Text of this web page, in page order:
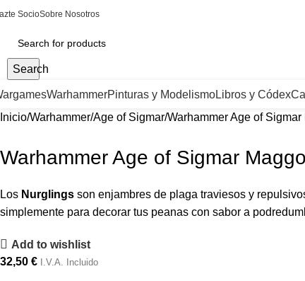
SocioSobre Nosotros
Search
WarhammerPinturas y ModelismoLibros y Códex
Inicio Warhammer Age of Sigmar Warhammer Age of
Warhammer Age of Sigmar
Los Nurglings son enjambres de plaga traviesos y
simplemente para decorar tus peanas con sabor a
Add to wishlist
32,50 € I.V.A. Incluido